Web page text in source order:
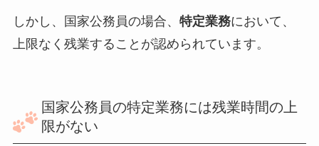
しかし、国家公務員の場合、 特定業務において、
上限なく残業することが認められています。
国家公務員の特定業務には残業時間の上
限がない